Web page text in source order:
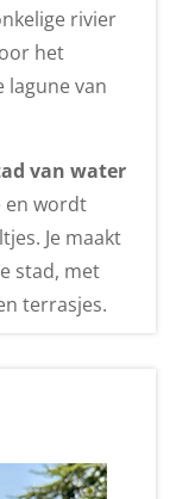
rivier
het
lagune van
van water
en wordt
Je maakt
stad, met
terrasjes.